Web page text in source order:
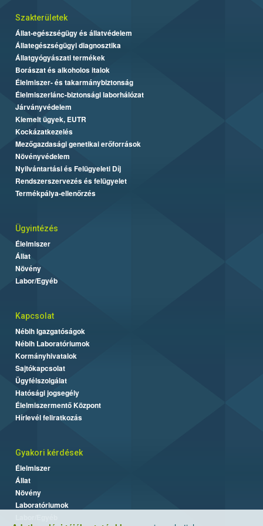
Szakterületek
Állat-egészségügy és állatvédelem
Állategészségügyi diagnosztika
Állatgyógyászati termékek
Borászat és alkoholos italok
Élelmiszer- és takarmánybiztonság
Élelmiszerlánc-biztonsági laborhálózat
Járványvédelem
Kiemelt ügyek, EUTR
Kockázatkezelés
Mezőgazdasági genetikai erőforrások
Növényvédelem
Nyilvántartási és Felügyeleti Díj
Rendszerszervezés és felügyelet
Termékpálya-ellenőrzés
Ügyintézés
Élelmiszer
Állat
Növény
Labor/Egyéb
Kapcsolat
Nébih Igazgatóságok
Nébih Laboratóriumok
Kormányhivatalok
Sajtókapcsolat
Ügyfélszolgálat
Hatósági jogsegély
Élelmiszermentő Központ
Hírlevél feliratkozás
Gyakori kérdések
Élelmiszer
Állat
Növény
Laboratóriumok